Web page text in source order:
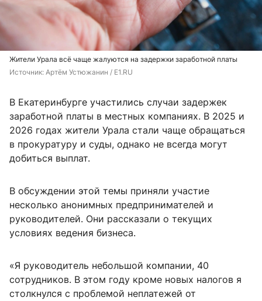
Жители Урала всё чаще жалуются на задержки заработной платы
Источник: Артём Устюжанин / E1.RU
В Екатеринбурге участились случаи задержек
заработной платы в местных компаниях. В 2025 и
2026 годах жители Урала стали чаще обращаться
в прокуратуру и суды, однако не всегда могут
добиться выплат.
В обсуждении этой темы приняли участие
несколько анонимных предпринимателей и
руководителей. Они рассказали о текущих
условиях ведения бизнеса.
«Я руководитель небольшой компании, 40
сотрудников. В этом году кроме новых налогов я
столкнулся с проблемой неплатежей от